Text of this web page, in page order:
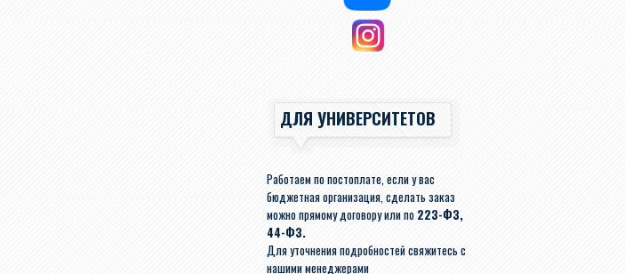
ДЛЯ УНИВЕРСИТЕТОВ
Работаем по постоплате, если у вас
бюджетная организация, сделать заказ
можно прямому договору или по 223-ФЗ,
44-ФЗ.
Для уточнения подробностей свяжитесь с
нашими менеджерами